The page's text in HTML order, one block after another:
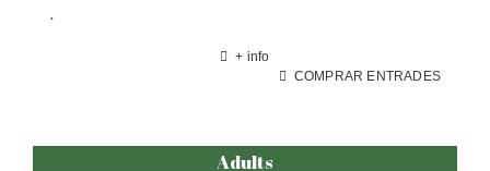
.
+ info
COMPRAR ENTRADES
Adults